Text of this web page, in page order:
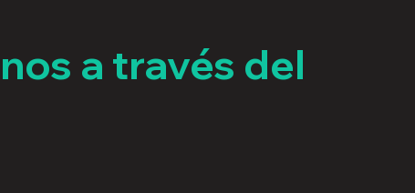
a través del